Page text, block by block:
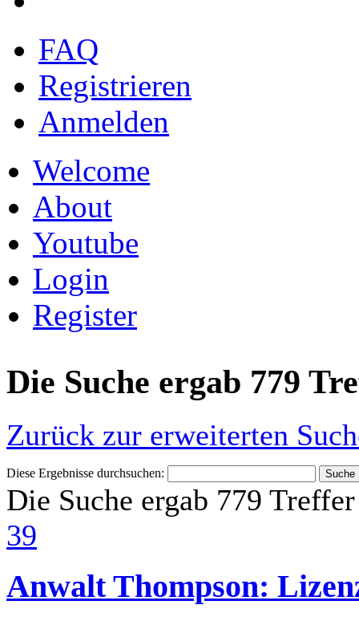
FAQ
Registrieren
Anmelden
Welcome
About
Youtube
Login
Register
Die Suche ergab 779
Zurück zur erweiterten
Diese Ergebnisse durchsuchen:
Die Suche ergab 779
39
Anwalt Thompson: